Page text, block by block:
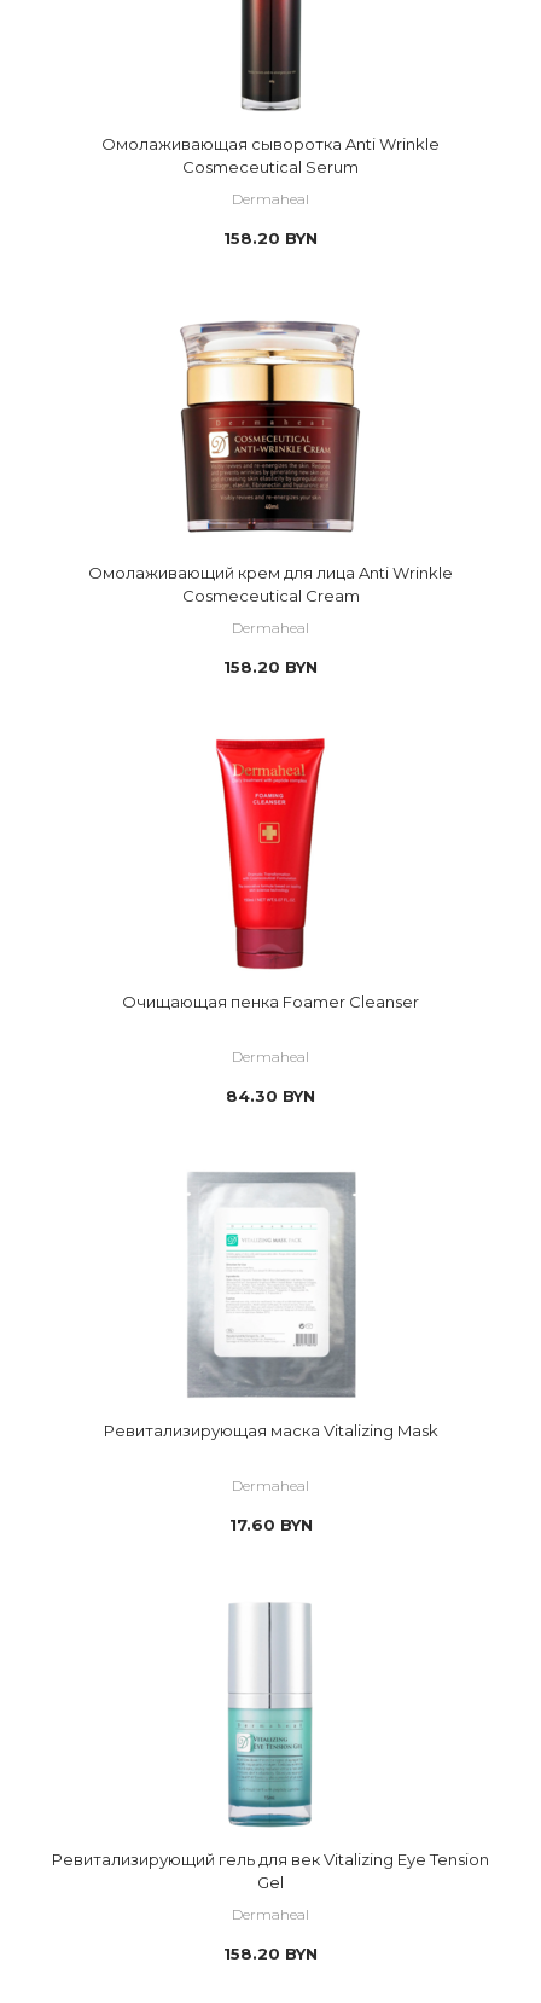
Омолаживающая сыворотка Anti Wrinkle
Cosmeceutical Serum
Dermaheal
158.20 BYN
Омолаживающий крем для лица Anti Wrinkle
Cosmeceutical Cream
Dermaheal
158.20 BYN
Очищающая пенка Foamer Cleanser
Dermaheal
84.30 BYN
Ревитализирующая маска Vitalizing Mask
Dermaheal
17.60 BYN
Ревитализирующий гель для век Vitalizing Eye Tension
Gel
Dermaheal
158.20 BYN